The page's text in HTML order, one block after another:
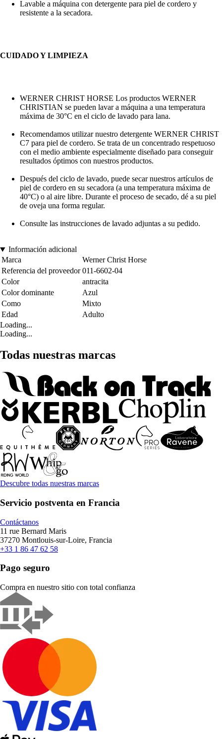
Lavable a máquina con detergente para piel de cordero y
resistente a la secadora.
CUIDADO Y LIMPIEZA
WERNER CHRIST HORSE Los productos WERNER
CHRISTIAN se pueden lavar a máquina a una temperatura
máxima de 30°C en el ciclo de lavado para lana.
Recomendamos utilizar nuestro detergente WERNER CHRIST
C7 para piel de cordero. Se trata de un concentrado respetuoso
con el medio ambiente especialmente diseñado para conseguir
resultados óptimos con nuestros productos.
Después del ciclo de lavado, puede secar nuestros artículos de
piel de cordero en su secadora (a una temperatura máxima de
40°C) o al aire libre. Durante el proceso de secado, dé a su piel
de oveja una forma regular.
Consulte las instrucciones de lavado adjuntas a su pedido.
Información adicional
Marca
Werner Christ Horse
Referencia del proveedor 011-6602-04
Color
antracita
Color dominante
Azul
Como
Mixto
Edad
Adulto
Loading...
Loading...
Todas nuestras marcas
Descubre todas nuestras marcas
Servicio postventa en Francia
Contáctanos
11 rue Bernard Maris
37270 Montlouis-sur-Loire, Francia
+33 1 86 47 62 58
Pago seguro
Compra en nuestro sitio con total confianza